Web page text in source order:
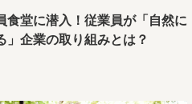
食堂に潜入！従業員が「自然に
」企業の取り組みとは？